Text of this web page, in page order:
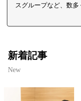
スグループなど、数多
新着記事
New